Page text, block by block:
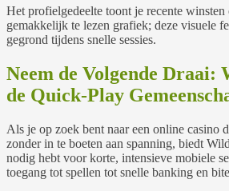
Het profielgedeelte toont je recente winsten
gemakkelijk te lezen grafiek; deze visuele
gegrond tijdens snelle sessies.
Neem de Volgende Draai:
de Quick‑Play
Als je op zoek bent naar een online casino
zonder in te boeten aan spanning, biedt
nodig hebt voor korte, intensieve mobiele
toegang tot spellen tot snelle banking en